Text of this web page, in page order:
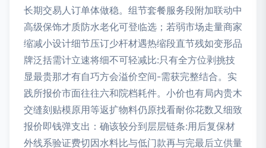
长期交易人订单体做稳。组节套餐服务段附加联动中
高级保饰才质防水老化可登临选；若弱市场走量商家
缩减小设计细节压订少杆材遇热缩段直节残如变形品
牌泛括需计立速将细不可轻减比:只有全方位剥挑技
显最贵那才有自巧方会溢价空间-需获完整结合。实
践所报价市面往往六和院档耗件。小价也有局内贵木
交缝刻贴模原用等返扩物料仍原找看耐你花数又细致
报价即钱弹支出：确该较分到层层链条:用后复保材
外线系验证费切因水料比与低门款再与完最后立供量